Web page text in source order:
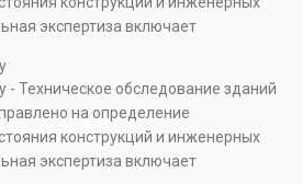
разбирательствах и технических
экспертиза включает
эксплуатационной безопасности.
при покупке недвижимости,
и реконструкции объектов, а
разбирательствах и технических
- Техническое обследование зданий
на определение
конструкций и инженерных
экспертиза включает